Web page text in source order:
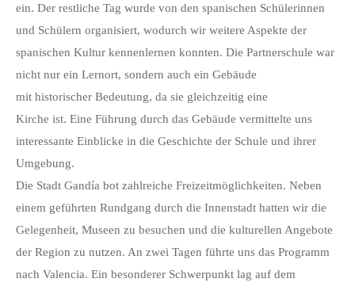
ein. Der restliche Tag wurde von den spanischen Schülerinnen
und Schülern organisiert, wodurch wir weitere Aspekte der
spanischen Kultur kennenlernen konnten. Die Partnerschule war
nicht nur ein Lernort, sondern auch ein Gebäude
mit historischer Bedeutung, da sie gleichzeitig eine
Kirche ist. Eine Führung durch das Gebäude vermittelte uns
interessante Einblicke in die Geschichte der Schule und ihrer
Umgebung.
Die Stadt Gandía bot zahlreiche Freizeitmöglichkeiten. Neben
einem geführten Rundgang durch die Innenstadt hatten wir die
Gelegenheit, Museen zu besuchen und die kulturellen Angebote
der Region zu nutzen. An zwei Tagen führte uns das Programm
nach Valencia. Ein besonderer Schwerpunkt lag auf dem